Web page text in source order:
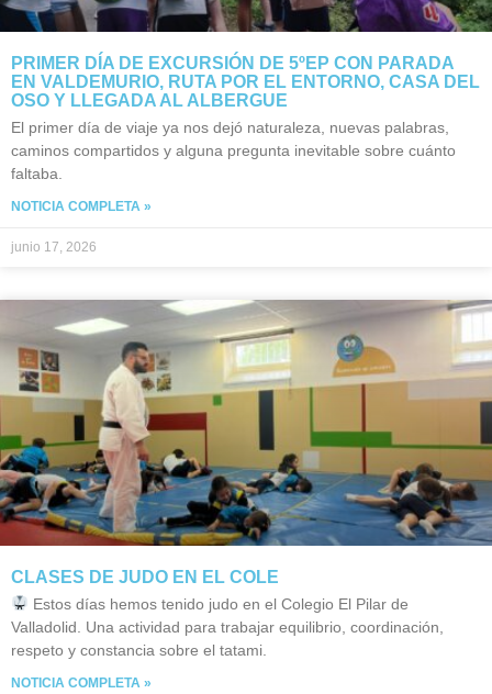
PRIMER DÍA DE EXCURSIÓN DE 5ºEP CON PARADA
EN VALDEMURIO, RUTA POR EL ENTORNO, CASA DEL
OSO Y LLEGADA AL ALBERGUE
El primer día de viaje ya nos dejó naturaleza, nuevas palabras,
caminos compartidos y alguna pregunta inevitable sobre cuánto
faltaba.
NOTICIA COMPLETA »
junio 17, 2026
CLASES DE JUDO EN EL COLE
Estos días hemos tenido judo en el Colegio El Pilar de
Valladolid. Una actividad para trabajar equilibrio, coordinación,
respeto y constancia sobre el tatami.
NOTICIA COMPLETA »